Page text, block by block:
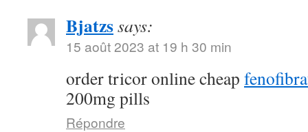
Bjatzssays:
15 août 2023 at 19 h 30 min
order tricor online cheap
200mg pills
Répondre